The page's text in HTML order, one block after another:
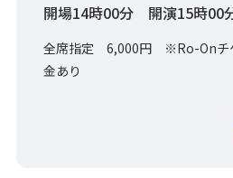
開場14時00分 開演15時00
全席指定 6,000円 ※Ro-Onチ
金あり